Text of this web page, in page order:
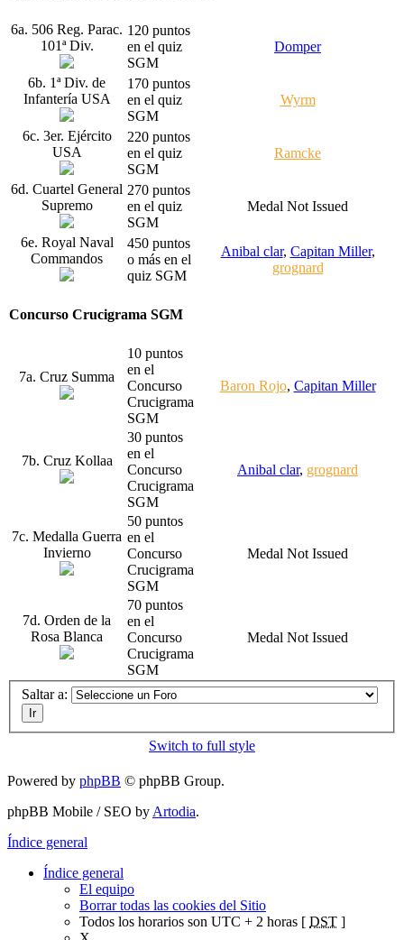
6a. 506 Reg. Parac.
101ª Div.
120 puntos
en el quiz
SGM
Domper
6b. 1ª Div. de
Infantería USA
170 puntos
en el quiz
SGM
Wyrm
6c. 3er. Ejército
USA
220 puntos
en el quiz
SGM
Ramcke
6d. Cuartel General
Supremo
270 puntos
en el quiz
SGM
Medal Not Issued
6e. Royal Naval
Commandos
450 puntos
o más en el
quiz SGM
Anibal clar, Capitan Miller,
grognard
Concurso Crucigrama SGM
7a. Cruz Summa
10 puntos
en el
Concurso
Crucigrama
SGM
Baron Rojo, Capitan Miller
7b. Cruz Kollaa
30 puntos
en el
Concurso
Crucigrama
SGM
Anibal clar, grognard
7c. Medalla Guerra
Invierno
50 puntos
en el
Concurso
Crucigrama
SGM
Medal Not Issued
7d. Orden de la
Rosa Blanca
70 puntos
en el
Concurso
Crucigrama
SGM
Medal Not Issued
Saltar a:
Switch to full style
Powered by phpBB © phpBB Group.
phpBB Mobile / SEO byArtodia.
Índice general
Índice general
El equipo
Borrar todas las cookies del Sitio
Todos los horarios son UTC + 2 horas [ DST ]